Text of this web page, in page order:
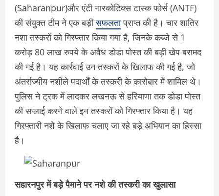
(Saharanpur)और एंटी नारकोटिक्स टास्क फोर्स (ANTF)
की संयुक्त टीम ने एक बड़ीसफलताप्राप्त की है। चार शातिर
नशा तस्करों को गिरफ्तार किया गया है, जिनके कब्जे से 1
करोड़ 80 लाख रुपये के अवैध डोडा पोस्त की बड़ी खेप बरामद
की गई है। यह कार्रवाई उन तस्करों के खिलाफ की गई है, जो
अंतर्राज्यीय नशीले पदार्थों के तस्करी के कारोबार में शामिल थे।
पुलिस ने ट्रक में लादकर लखनऊ से हरियाणा तक डोडा पोस्त
की सप्लाई करने वाले इन तस्करों को गिरफ्तार किया है। यह
गिरफ्तारी नशे के खिलाफ चलाए जा रहे बड़े अभियान का हिस्सा
है।
सहारनपुर में बड़े पैमाने पर नशे की तस्करी का खुलासा